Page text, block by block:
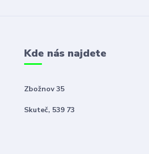
Kde nás najdete
Zbožnov 35
Skuteč, 539 73